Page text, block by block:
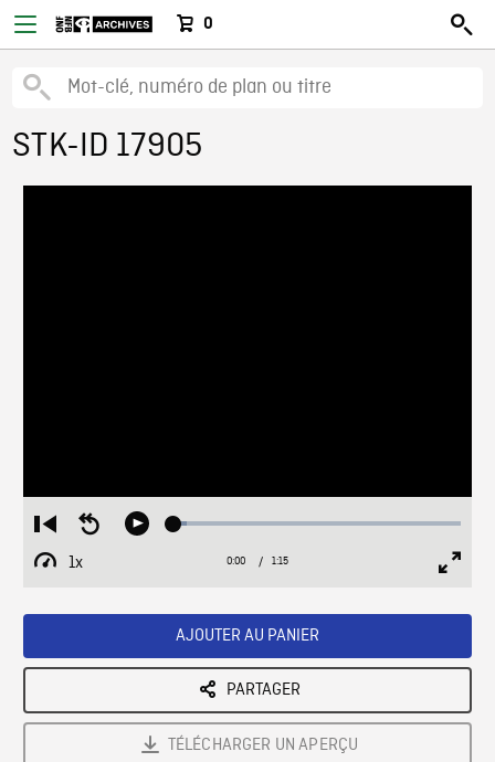
0
STK-ID 17905
Restart
from
beginning
Seek
Play Loaded:
1x
Playback
Current
0:00 / Duration
1:15
AJOUTER AU PANIER
PARTAGER
TÉLÉCHARGER UN APERÇU